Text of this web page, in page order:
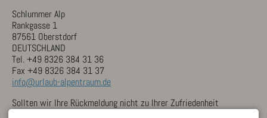
Schlummer Alp
Rankgasse 1
87561 Oberstdorf
DEUTSCHLAND
Tel.+49 8326 384 31 36
Fax +49 8326 384 31 37
info@urlaub-alpentraum.de
Sollten wir Ihre Rückmeldung nicht zu Ihrer Zufriedenheit